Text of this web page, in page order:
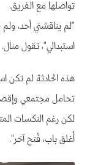
تواصلها مع الفريق.
"لم يناقشني أحد،
استبدالي"، تقول منال.
هذه الحادثة لم تكن
تحامل مجتمعي
لكن رغم النكسات
أُغلق باب، فُتح آخر".